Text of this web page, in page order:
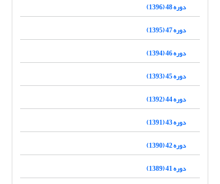
دوره 48 (1396)
دوره 47 (1395)
دوره 46 (1394)
دوره 45 (1393)
دوره 44 (1392)
دوره 43 (1391)
دوره 42 (1390)
دوره 41 (1389)